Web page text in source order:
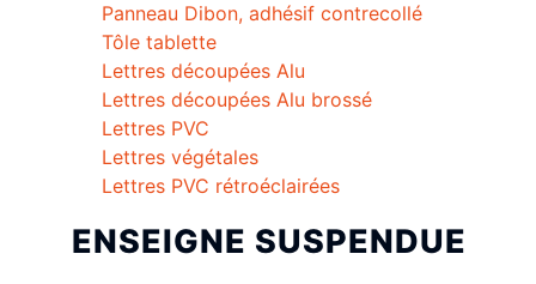
Panneau Dibon, adhésif contrecollé
Tôle tablette
Lettres découpées Alu
Lettres découpées Alu brossé
Lettres PVC
Lettres végétales
Lettres PVC rétroéclairées
ENSEIGNE SUSPENDUE